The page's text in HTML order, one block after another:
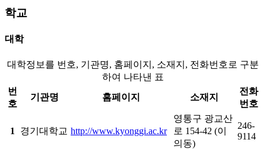
학교
대학
대학정보를 번호, 기관명, 홈페이지, 소재지, 전화번호로 구분
하여 나타낸 표
번
호
기관명 홈페이지 소재지
전화
번호
1 경기대학교 http://www.kyonggi.ac.kr
영통구 광교산
로 154-42 (이
의동)
246-
9114